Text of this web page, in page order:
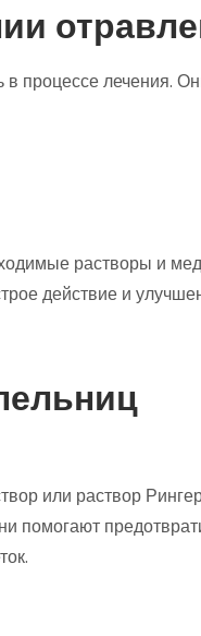
процессе лечения.
растворы и
действие и
или раствор
помогают